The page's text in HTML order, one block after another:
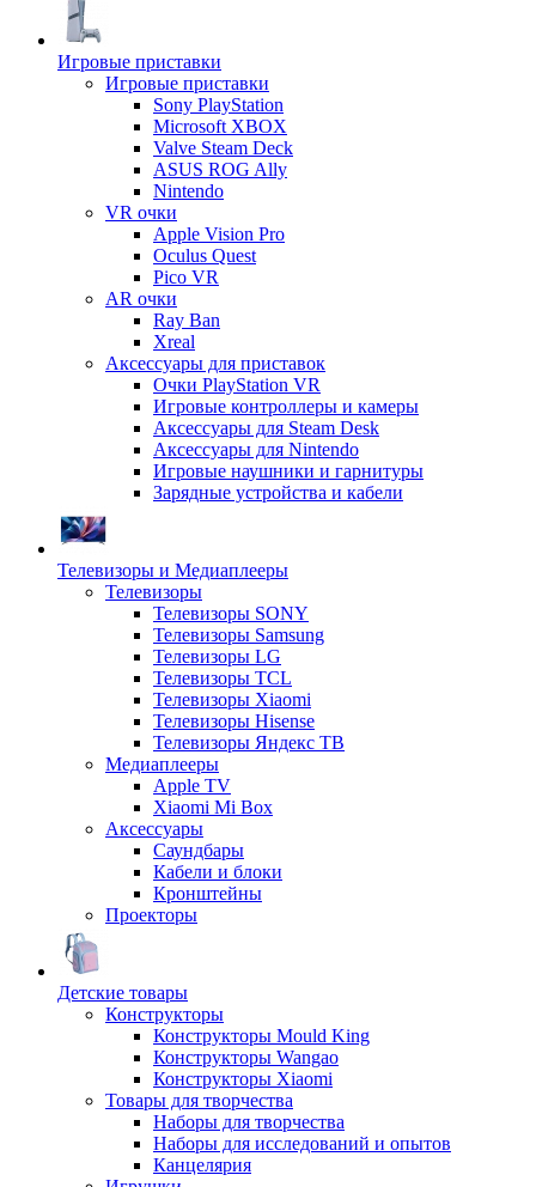
Игровые приставки
Игровые приставки
Sony PlayStation
Microsoft XBOX
Valve Steam Deck
ASUS ROG Ally
Nintendo
VR очки
Apple Vision Pro
Oculus Quest
Pico VR
AR очки
Ray Ban
Xreal
Аксессуары для приставок
Очки PlayStation VR
Игровые контроллеры и камеры
Аксессуары для Steam Desk
Аксессуары для Nintendo
Игровые наушники и гарнитуры
Зарядные устройства и кабели
Телевизоры и Медиаплееры
Телевизоры
Телевизоры SONY
Телевизоры Samsung
Телевизоры LG
Телевизоры TCL
Телевизоры Xiaomi
Телевизоры Hisense
Телевизоры Яндекс ТВ
Медиаплееры
Apple TV
Xiaomi Mi Box
Аксессуары
Саундбары
Кабели и блоки
Кронштейны
Проекторы
Детские товары
Конструкторы
Конструкторы Mould King
Конструкторы Wangao
Конструкторы Xiaomi
Товары для творчества
Наборы для творчества
Наборы для исследований и опытов
Канцелярия